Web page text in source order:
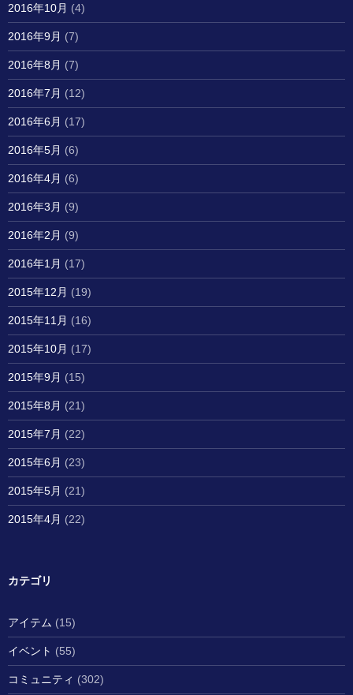
2016年10月 (4)
2016年9月 (7)
2016年8月 (7)
2016年7月 (12)
2016年6月 (17)
2016年5月 (6)
2016年4月 (6)
2016年3月 (9)
2016年2月 (9)
2016年1月 (17)
2015年12月 (19)
2015年11月 (16)
2015年10月 (17)
2015年9月 (15)
2015年8月 (21)
2015年7月 (22)
2015年6月 (23)
2015年5月 (21)
2015年4月 (22)
カテゴリ
アイテム (15)
イベント (55)
コミュニティ (302)